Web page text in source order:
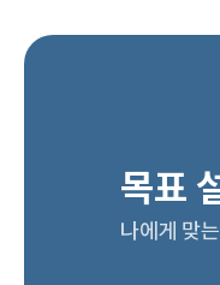
목표
나에게 맞